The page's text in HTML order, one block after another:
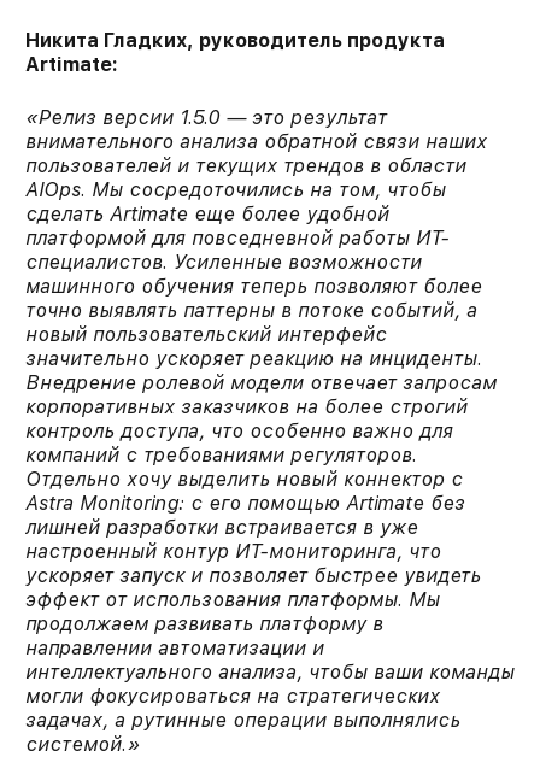
Никита Гладких, руководитель продукта
Artimate:
«Релиз версии 1.5.0 — это результат
внимательного анализа обратной связи наших
пользователей и текущих трендов в области
AIOps. Мы сосредоточились на том, чтобы
сделать Artimate еще более удобной
платформой для повседневной работы ИТ-
специалистов. Усиленные возможности
машинного обучения теперь позволяют более
точно выявлять паттерны в потоке событий, а
новый пользовательский интерфейс
значительно ускоряет реакцию на инциденты.
Внедрение ролевой модели отвечает запросам
корпоративных заказчиков на более строгий
контроль доступа, что особенно важно для
компаний с требованиями регуляторов.
Отдельно хочу выделить новый коннектор с
Astra Monitoring: с его помощью Artimate без
лишней разработки встраивается в уже
настроенный контур ИТ-мониторинга, что
ускоряет запуск и позволяет быстрее увидеть
эффект от использования платформы. Мы
продолжаем развивать платформу в
направлении автоматизации и
интеллектуального анализа, чтобы ваши команды
могли фокусироваться на стратегических
задачах, а рутинные операции выполнялись
системой.»